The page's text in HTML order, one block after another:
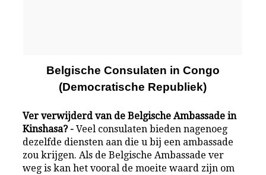
Belgische Consulaten in Congo
(Democratische Republiek)
Ver verwijderd van de Belgische Ambassade in
Kinshasa? -Veel consulaten bieden nagenoeg
dezelfde diensten aan die u bij een ambassade
zou krijgen. Als de Belgische Ambassade ver
weg is kan het vooral de moeite waard zijn om